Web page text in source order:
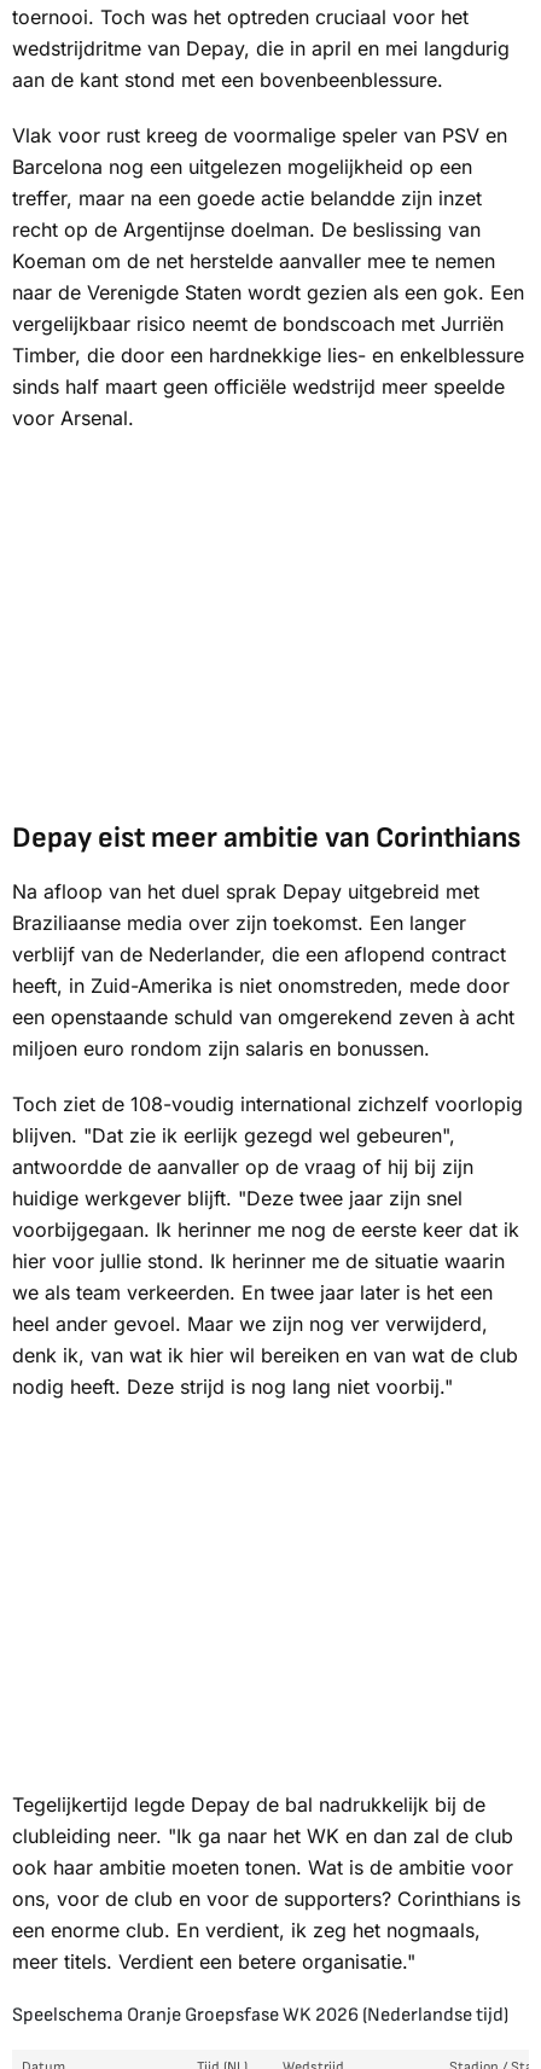
toernooi. Toch was het optreden cruciaal voor het
wedstrijdritme van Depay, die in april en mei langdurig
aan de kant stond met een bovenbeenblessure.
Vlak voor rust kreeg de voormalige speler van PSV en
Barcelona nog een uitgelezen mogelijkheid op een
treffer, maar na een goede actie belandde zijn inzet
recht op de Argentijnse doelman. De beslissing van
Koeman om de net herstelde aanvaller mee te nemen
naar de Verenigde Staten wordt gezien als een gok. Een
vergelijkbaar risico neemt de bondscoach met Jurriën
Timber, die door een hardnekkige lies- en enkelblessure
sinds half maart geen officiële wedstrijd meer speelde
voor Arsenal.
Depay eist meer ambitie van Corinthians
Na afloop van het duel sprak Depay uitgebreid met
Braziliaanse media over zijn toekomst. Een langer
verblijf van de Nederlander, die een aflopend contract
heeft, in Zuid-Amerika is niet onomstreden, mede door
een openstaande schuld van omgerekend zeven à acht
miljoen euro rondom zijn salaris en bonussen.
Toch ziet de 108-voudig international zichzelf voorlopig
blijven. "Dat zie ik eerlijk gezegd wel gebeuren",
antwoordde de aanvaller op de vraag of hij bij zijn
huidige werkgever blijft. "Deze twee jaar zijn snel
voorbijgegaan. Ik herinner me nog de eerste keer dat ik
hier voor jullie stond. Ik herinner me de situatie waarin
we als team verkeerden. En twee jaar later is het een
heel ander gevoel. Maar we zijn nog ver verwijderd,
denk ik, van wat ik hier wil bereiken en van wat de club
nodig heeft. Deze strijd is nog lang niet voorbij."
Tegelijkertijd legde Depay de bal nadrukkelijk bij de
clubleiding neer. "Ik ga naar het WK en dan zal de club
ook haar ambitie moeten tonen. Wat is de ambitie voor
ons, voor de club en voor de supporters? Corinthians is
een enorme club. En verdient, ik zeg het nogmaals,
meer titels. Verdient een betere organisatie."
Speelschema Oranje Groepsfase WK 2026 (Nederlandse tijd)